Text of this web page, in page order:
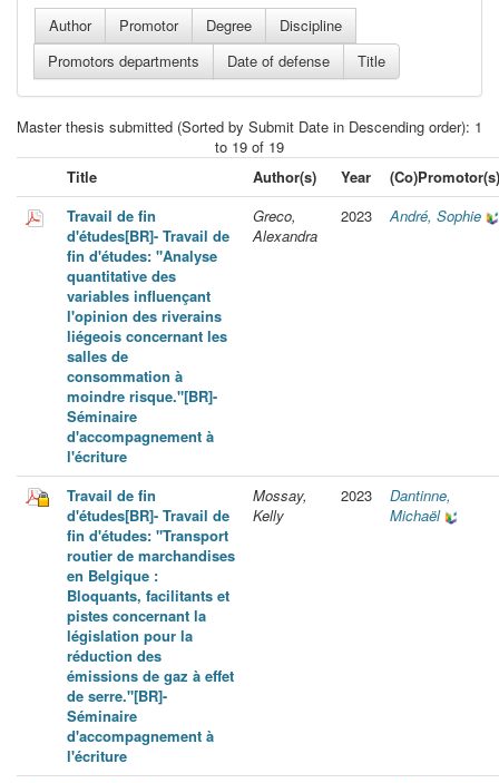
Master thesis submitted (Sorted by Submit Date in Descending order): 1
to 19 of 19
Title
Author(s) Year
(Co)Promotor(s)
Travail de fin
d'études[BR]- Travail de
fin d'études: "Analyse
quantitative des
variables influençant
l'opinion des riverains
liégeois concernant les
salles de
consommation à
moindre risque."[BR]-
Séminaire
d'accompagnement à
l'écriture
Greco,
Alexandra
2023 André, Sophie
Travail de fin
d'études[BR]- Travail de
fin d'études: "Transport
routier de marchandises
en Belgique :
Bloquants, facilitants et
pistes concernant la
législation pour la
réduction des
émissions de gaz à effet
de serre."[BR]-
Séminaire
d'accompagnement à
l'écriture
Mossay,
Kelly
2023
Dantinne,
Michaël